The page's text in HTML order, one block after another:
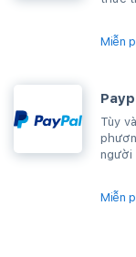
Miễn
Tùy
người
Miễn